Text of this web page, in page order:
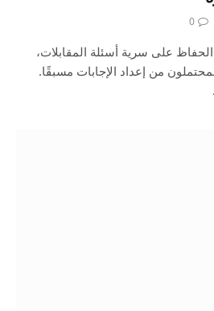
0
على سرية أسئلة المقابلات،
من إعداد الإجابات مسبقًا.